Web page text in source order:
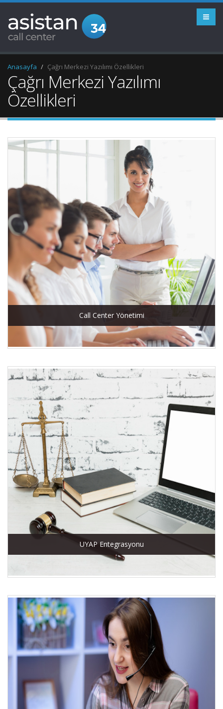
Anasayfa Çağrı Merkezi Yazılımı Özellikleri
Çağrı Merkezi Yazılımı
Özellikleri
Call Center Yönetimi
UYAP Entegrasyonu